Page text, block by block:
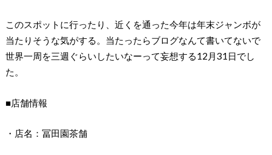
このスポットに行ったり、近くを通った今年は年末ジャンボが
当たりそうな気がする。当たったらブログなんて書いてないで
世界一周を三週ぐらいしたいなーって妄想する12月31日でし
た。
■店舗情報
・店名：冨田園茶舗